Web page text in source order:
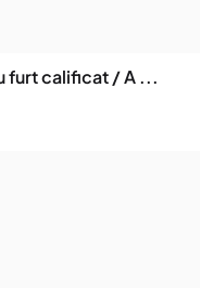
furt calificat / A ...